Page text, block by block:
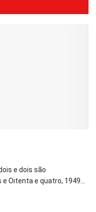
e dois são
Oitenta e quatro, 1949...